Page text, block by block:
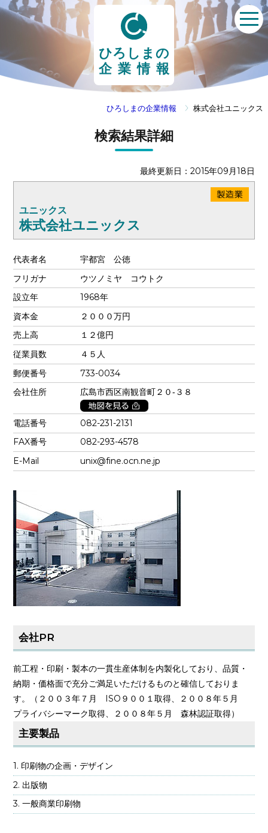
ひろしまの
企業情報
ひろしまの企業情報 株式会社ユニックス
検索結果詳細
最終更新日：2015年09月18日
ユニックス
株式会社ユニックス
代表者名
宇都宮 公徳
フリガナ
ウツノミヤ コウトク
設立年
1968年
資本金
２０００万円
売上高
１２億円
従業員数
４５人
郵便番号
733-0034
会社住所
広島市西区南観音町２０‐３８
電話番号
082-231-2131
FAX番号
082-293-4578
E-Mail
unix@fine.ocn.ne.jp
会社PR
前工程・印刷・製本の一貫生産体制を内製化しており、品質・
納期・価格面で充分ご満足いただけるものと確信しておりま
す。（２００３年７月 ISO９００１取得、２００８年５月
プライバシーマーク取得、２００８年５月 森林認証取得）
主要製品
印刷物の企画・デザイン
出版物
一般商業印刷物